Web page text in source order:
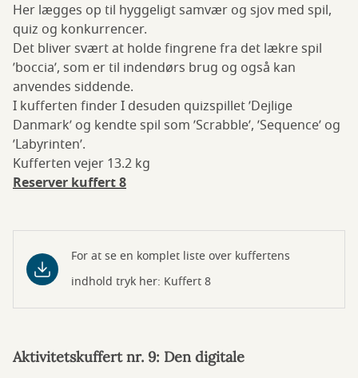
Her lægges op til hyggeligt samvær og sjov med spil,
quiz og konkurrencer.
Det bliver svært at holde fingrene fra det lækre spil
’boccia’, som er til indendørs brug og også kan
anvendes siddende.
I kufferten finder I desuden quizspillet ’Dejlige
Danmark’ og kendte spil som ’Scrabble’, ’Sequence’ og
’Labyrinten’.
Kufferten vejer 13.2 kg
Reserver kuffert 8
For at se en komplet liste over kuffertens
indhold tryk her: Kuffert 8
Aktivitetskuffert nr. 9: Den digitale